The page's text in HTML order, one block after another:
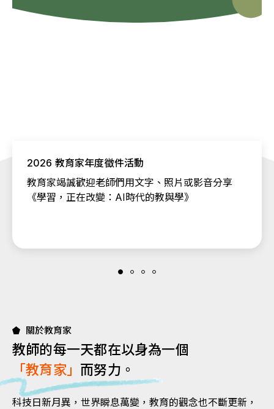
2026 教育家年度徵件活動
教育家竭誠歡迎老師們用文字、照片或影音分享
《學習，正在改變：AI時代的教與學》
關於教育家
教師的每一天都在以身為一個
「教育家」 而努力。
科技日新月異，世界瞬息萬變，教育的觀念也不斷更新，